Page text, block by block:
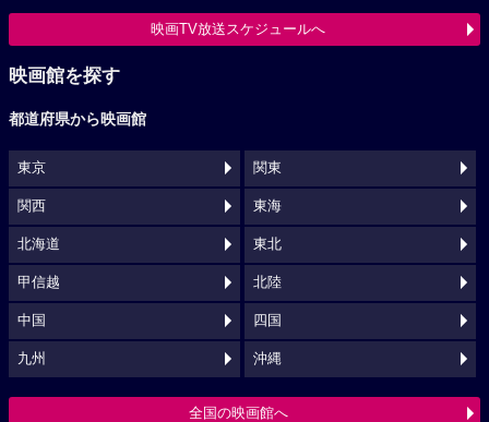
映画TV放送スケジュールへ
映画館を探す
都道府県から映画館
東京 関東
関西 東海
北海道 東北
甲信越 北陸
中国 四国
九州 沖縄
全国の映画館へ